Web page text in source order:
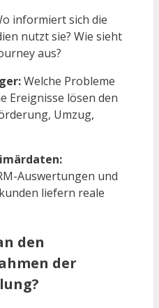
informiert sich die
nutzt sie? Wie sieht
aus?
Welche Probleme
Ereignisse lösen den
Umzug,
Auswertungen und
liefern reale
den
der